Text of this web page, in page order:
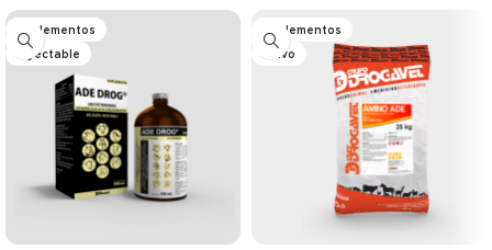
Suplementos
Inyectable
Suplementos
Polvo